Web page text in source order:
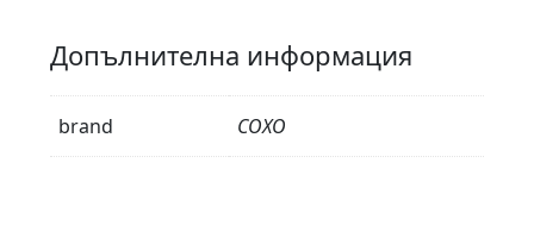
Допълнителна информация
brand COXO